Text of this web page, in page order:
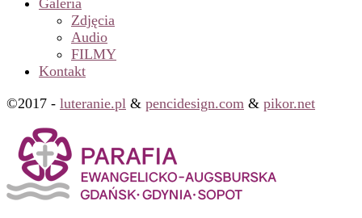
Galeria
Zdjęcia
Audio
FILMY
Kontakt
©2017 - luteranie.pl & pencidesign.com & pikor.net